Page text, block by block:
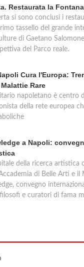
Pozzuoli
Restaurata la
si sono conclusi i
tassello del grande
di Gaetano
del Parco reale.
Cura l'Europa:
Rare
napoletano è centro
della rete europea
a Napoli:
della ricerca artistica
di Belle Arti e il
convegno
e curatori di fama